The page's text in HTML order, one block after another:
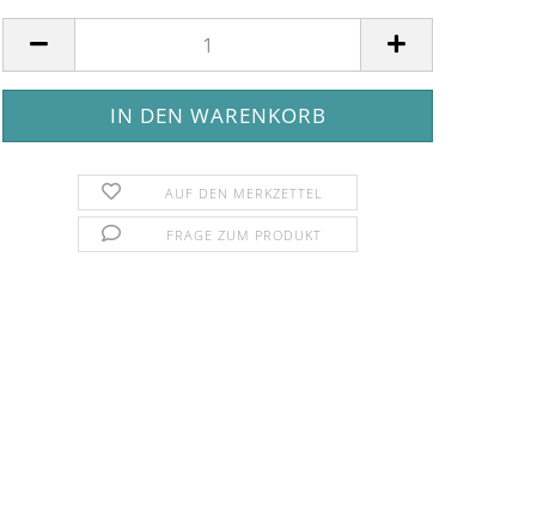
AUF DEN MERKZETTEL
FRAGE ZUM PRODUKT